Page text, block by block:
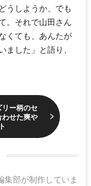
うしようか、でも
。それで山田さん
くても、あんたが
した」と語り、
リー柄のセ
せた爽や
部が制作していま